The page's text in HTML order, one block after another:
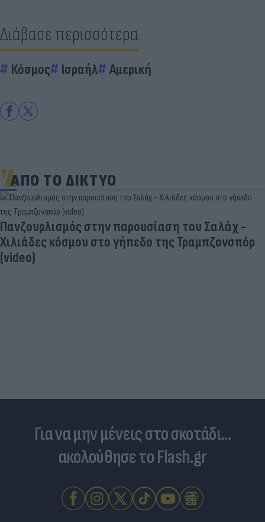
Διάβασε περισσότερα
Κόσμος Ισραήλ Αμερική
ΑΠΟ ΤΟ ΔΙΚΤΥΟ
Πανζουρλισμός στην παρουσίαση του Σαλάχ -
Χιλιάδες κόσμου στο γήπεδο της Τραμπζονσπόρ
(video)
Για να μην μένεις στο σκοτάδι...
ακολούθησε το Flash.gr